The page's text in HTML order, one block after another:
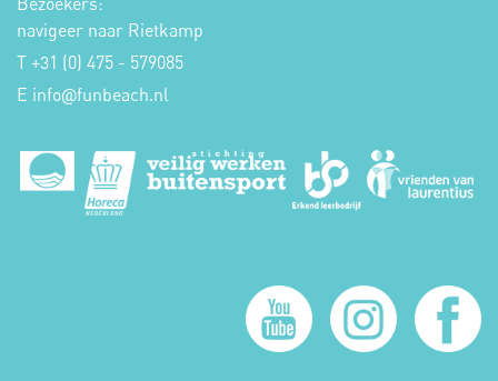
navigeer naar Rietkamp
T +31 (0) 475 - 579085
E info@funbeach.nl